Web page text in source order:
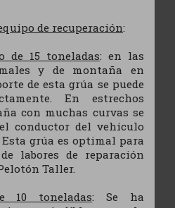
de recuperación:
de 15 toneladas: en las
y de montaña en
de esta grúa se puede
En estrechos
con muchas curvas se
conductor del vehículo
grúa es optimal para
labores de reparación
Taller.
10 toneladas: Se ha